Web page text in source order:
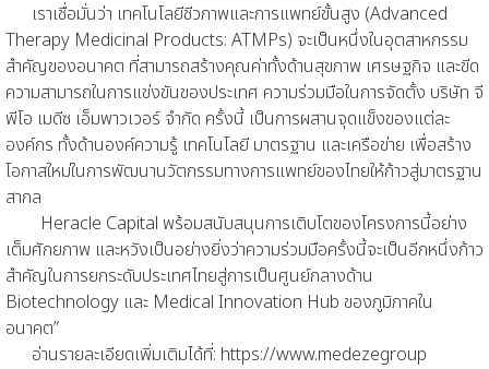
เราเชื่อมั่นว่า เทคโนโลยีชีวภาพและการแพทย์ขั้นสูง (Advanced
Therapy Medicinal Products: ATMPs) จะเป็นหนึ่งในอุตสาหกรรม
สำคัญของอนาคต ที่สามารถสร้างคุณค่าทั้งด้านสุขภาพ เศรษฐกิจ และขีด
ความสามารถในการแข่งขันของประเทศ ความร่วมมือในการจัดตั้ง บริษัท จี
พีโอ เมดีซ เอ็มพาวเวอร์ จำกัด ครั้งนี้ เป็นการผสานจุดแข็งของแต่ละ
องค์กร ทั้งด้านองค์ความรู้ เทคโนโลยี มาตรฐาน และเครือข่าย เพื่อสร้าง
โอกาสใหม่ในการพัฒนานวัตกรรมทางการแพทย์ของไทยให้ก้าวสู่มาตรฐาน
สากล
Heracle Capital พร้อมสนับสนุนการเติบโตของโครงการนี้อย่าง
เต็มศักยภาพ และหวังเป็นอย่างยิ่งว่าความร่วมมือครั้งนี้จะเป็นอีกหนึ่งก้าว
สำคัญในการยกระดับประเทศไทยสู่การเป็นศูนย์กลางด้าน
Biotechnology และ Medical Innovation Hub ของภูมิภาคใน
อนาคต”
อ่านรายละเอียดเพิ่มเติมได้ที่: https://www.medezegroup